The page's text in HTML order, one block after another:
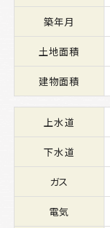
築年月
土地面積
建物面積
上水道
下水道
ガス
電気